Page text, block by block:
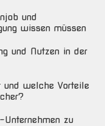
und
wissen müssen
und Nutzen in der
welche Vorteile
zu